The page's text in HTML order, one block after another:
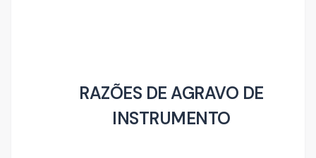
RAZÕES DE AGRAVO DE
INSTRUMENTO